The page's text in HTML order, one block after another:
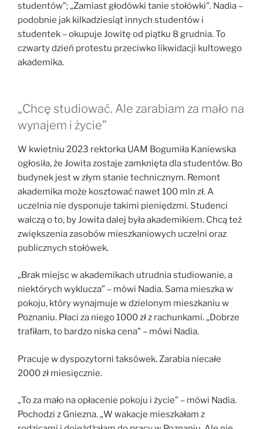
studentów”; „Zamiast głodówki tanie stołówki”. Nadia –
podobnie jak kilkadziesiąt innych studentów i
studentek – okupuje Jowitę od piątku 8 grudnia. To
czwarty dzień protestu przeciwko likwidacji kultowego
akademika.
„Chcę studiować. Ale zarabiam za mało na
wynajem i życie”
W kwietniu 2023 rektorka UAM Bogumiła Kaniewska
ogłosiła, że Jowita zostaje zamknięta dla studentów. Bo
budynek jest w złym stanie technicznym. Remont
akademika może kosztować nawet 100 mln zł. A
uczelnia nie dysponuje takimi pieniędzmi. Studenci
walczą o to, by Jowita dalej była akademikiem. Chcą też
zwiększenia zasobów mieszkaniowych uczelni oraz
publicznych stołówek.
„Brak miejsc w akademikach utrudnia studiowanie, a
niektórych wyklucza” – mówi Nadia. Sama mieszka w
pokoju, który wynajmuje w dzielonym mieszkaniu w
Poznaniu. Płaci za niego 1000 zł z rachunkami. „Dobrze
trafiłam, to bardzo niska cena” – mówi Nadia.
Pracuje w dyspozytorni taksówek. Zarabia niecałe
2000 zł miesięcznie.
„To za mało na opłacenie pokoju i życie” – mówi Nadia.
Pochodzi z Gniezna. „W wakacje mieszkałam z